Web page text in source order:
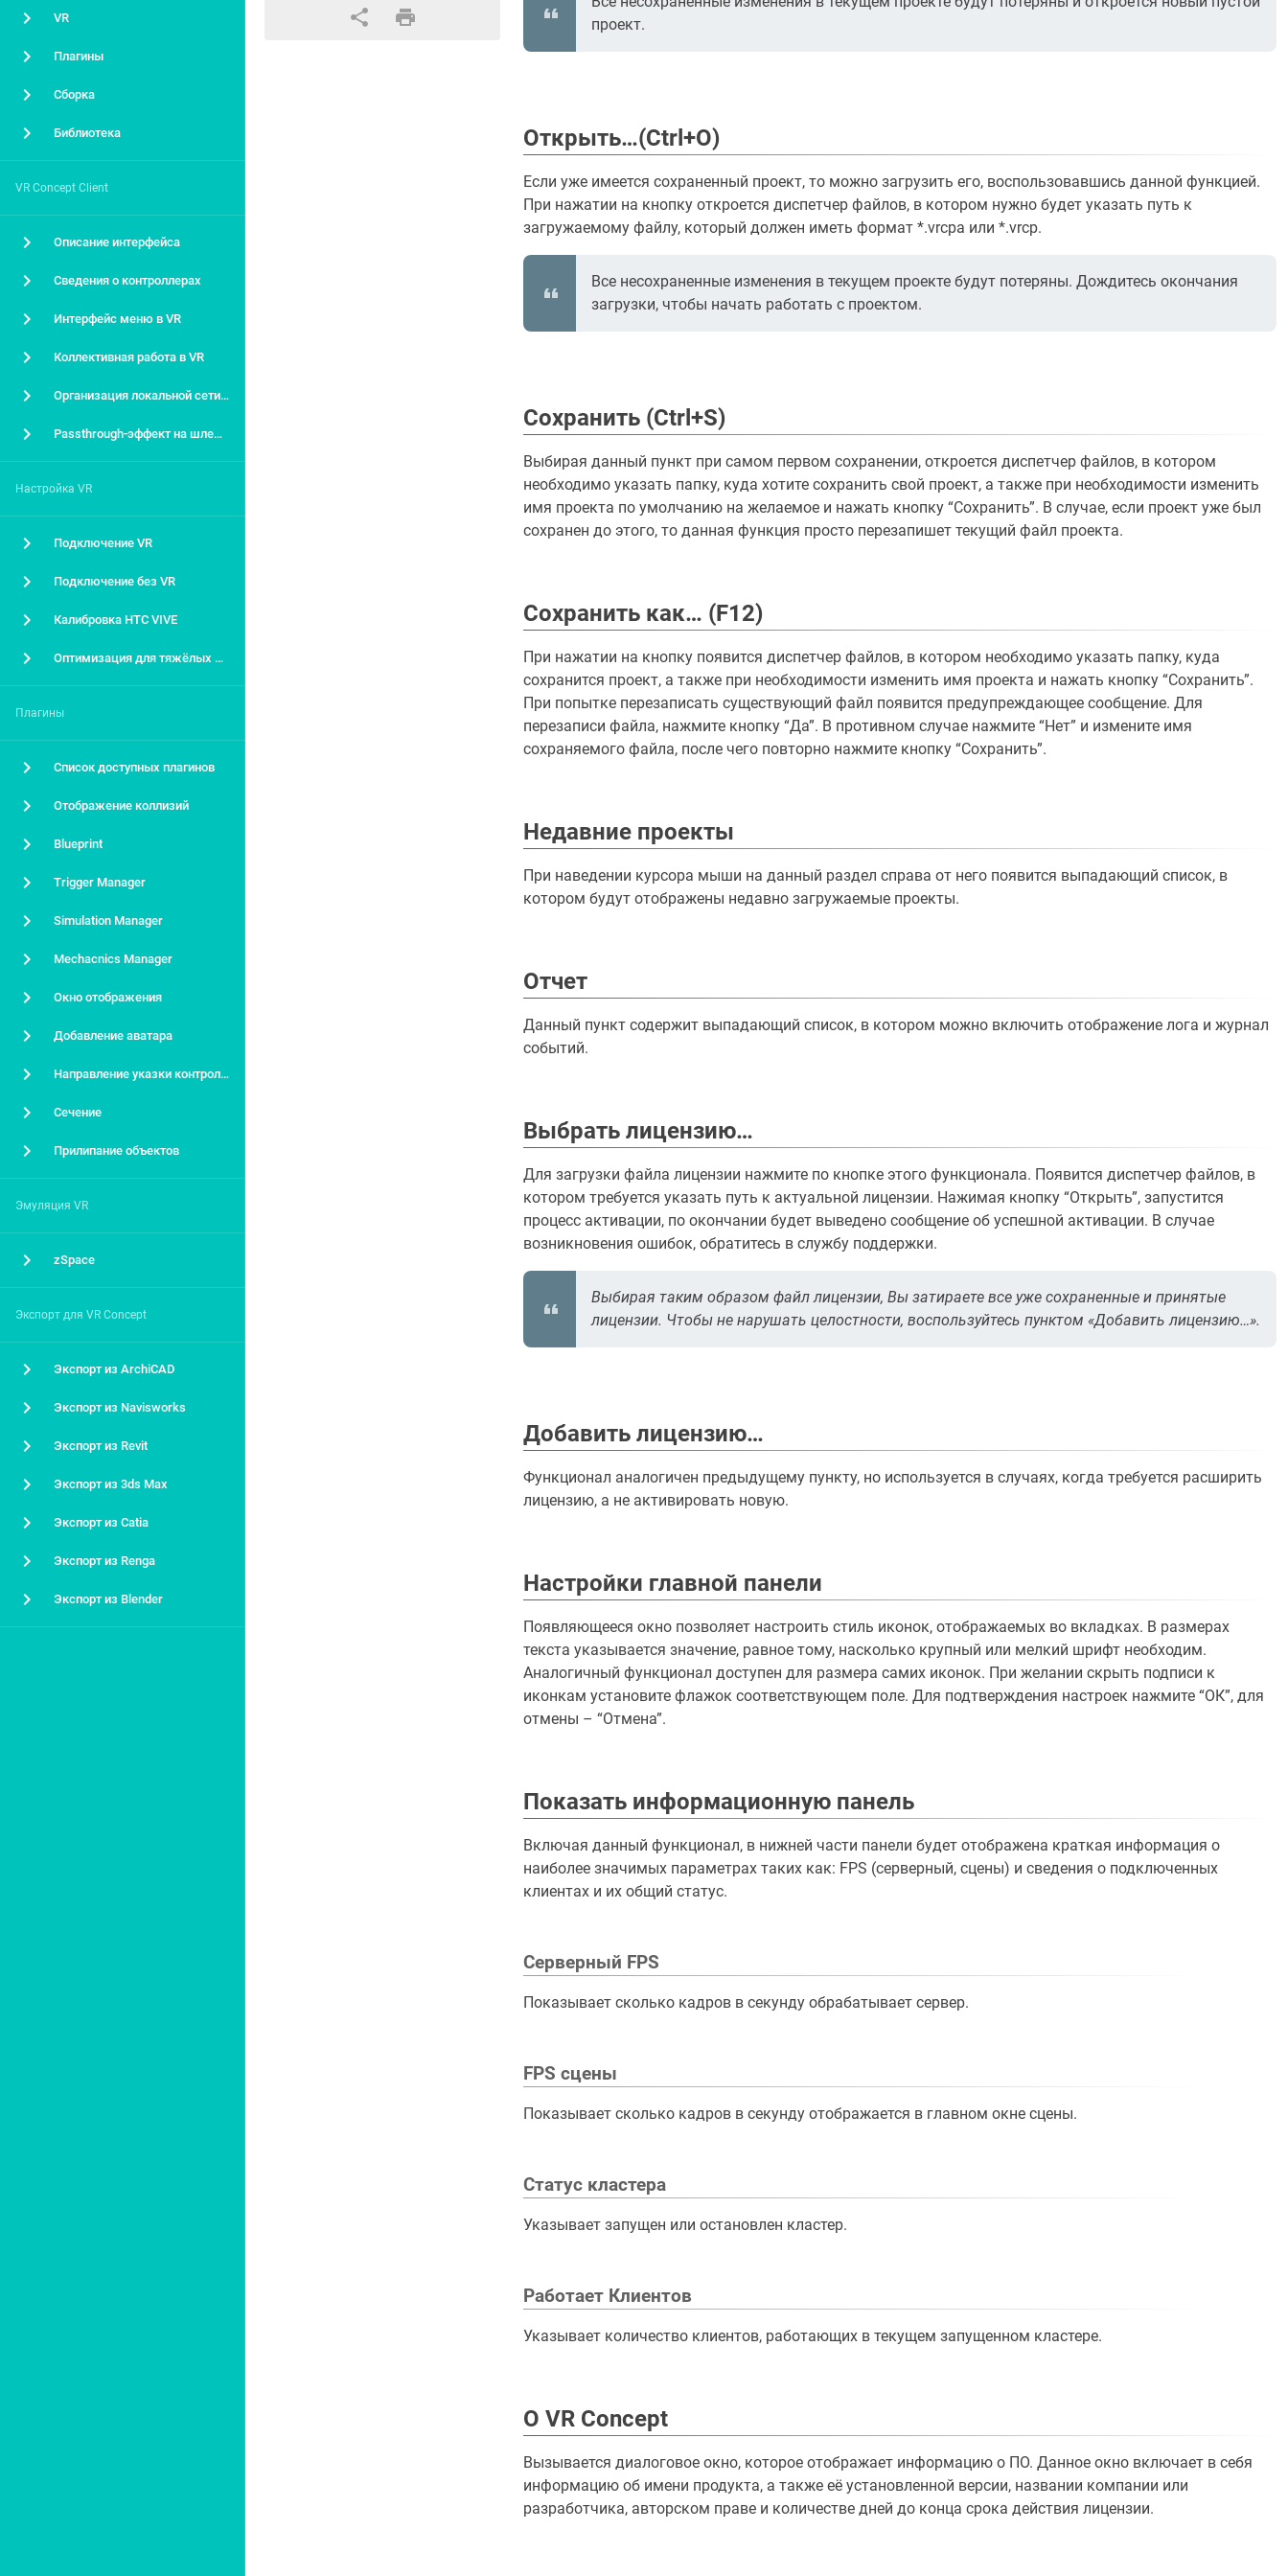
VR
Плагины
Сборка
Библиотека
VR Concept Client
Описание интерфейса
Сведения о контроллерах
Интерфейс меню в VR
Коллективная работа в VR
Организация локальной сети онлайн
Passthrough-эффект на шлемах VIVE
Настройка VR
Подключение VR
Подключение без VR
Калибровка HTC VIVE
Оптимизация для тяжёлых моделей в VR
Плагины
Список доступных плагинов
Отображение коллизий
Blueprint
Trigger Manager
Simulation Manager
Mechacnics Manager
Окно отображения
Добавление аватара
Направление указки контроллера
Сечение
Прилипание объектов
Эмуляция VR
zSpace
Экспорт для VR Concept
Экспорт из ArchiCAD
Экспорт из Navisworks
Экспорт из Revit
Экспорт из 3ds Max
Экспорт из Catia
Экспорт из Renga
Экспорт из Blender
проект.
Открыть…(Ctrl+O)
Если уже имеется сохраненный проект, то можно загрузить его, воспользовавшись данной функцией.
При нажатии на кнопку откроется диспетчер файлов, в котором нужно будет указать путь к
загружаемому файлу, который должен иметь формат *.vrcpa или *.vrcp.
Все несохраненные изменения в текущем проекте будут потеряны. Дождитесь окончания
загрузки, чтобы начать работать с проектом.
Сохранить (Ctrl+S)
Выбирая данный пункт при самом первом сохранении, откроется диспетчер файлов, в котором
необходимо указать папку, куда хотите сохранить свой проект, а также при необходимости изменить
имя проекта по умолчанию на желаемое и нажать кнопку “Сохранить”. В случае, если проект уже был
сохранен до этого, то данная функция просто перезапишет текущий файл проекта.
Сохранить как… (F12)
При нажатии на кнопку появится диспетчер файлов, в котором необходимо указать папку, куда
сохранится проект, а также при необходимости изменить имя проекта и нажать кнопку “Сохранить”.
При попытке перезаписать существующий файл появится предупреждающее сообщение. Для
перезаписи файла, нажмите кнопку “Да”. В противном случае нажмите “Нет” и измените имя
сохраняемого файла, после чего повторно нажмите кнопку “Сохранить”.
Недавние проекты
При наведении курсора мыши на данный раздел справа от него появится выпадающий список, в
котором будут отображены недавно загружаемые проекты.
Отчет
Данный пункт содержит выпадающий список, в котором можно включить отображение лога и журнал
событий.
Выбрать лицензию…
Для загрузки файла лицензии нажмите по кнопке этого функционала. Появится диспетчер файлов, в
котором требуется указать путь к актуальной лицензии. Нажимая кнопку “Открыть”, запустится
процесс активации, по окончании будет выведено сообщение об успешной активации. В случае
возникновения ошибок, обратитесь в службу поддержки.
Выбирая таким образом файл лицензии, Вы затираете все уже сохраненные и принятые
лицензии. Чтобы не нарушать целостности, воспользуйтесь пунктом «Добавить лицензию…».
Добавить лицензию…
Функционал аналогичен предыдущему пункту, но используется в случаях, когда требуется расширить
лицензию, а не активировать новую.
Настройки главной панели
Появляющееся окно позволяет настроить стиль иконок, отображаемых во вкладках. В размерах
текста указывается значение, равное тому, насколько крупный или мелкий шрифт необходим.
Аналогичный функционал доступен для размера самих иконок. При желании скрыть подписи к
иконкам установите флажок соответствующем поле. Для подтверждения настроек нажмите “ОК”, для
отмены – “Отмена”.
Показать информационную панель
Включая данный функционал, в нижней части панели будет отображена краткая информация о
наиболее значимых параметрах таких как: FPS (серверный, сцены) и сведения о подключенных
клиентах и их общий статус.
Серверный FPS
Показывает сколько кадров в секунду обрабатывает сервер.
FPS сцены
Показывает сколько кадров в секунду отображается в главном окне сцены.
Статус кластера
Указывает запущен или остановлен кластер.
Работает Клиентов
Указывает количество клиентов, работающих в текущем запущенном кластере.
О VR Concept
Вызывается диалоговое окно, которое отображает информацию о ПО. Данное окно включает в себя
информацию об имени продукта, а также её установленной версии, названии компании или
разработчика, авторском праве и количестве дней до конца срока действия лицензии.